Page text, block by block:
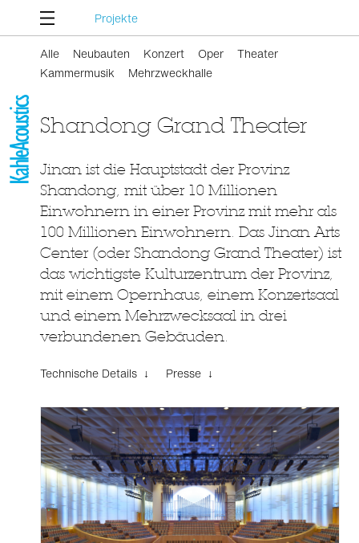
Projekte
Alle Neubauten Konzert Oper
Theater
Kammermusik
Mehrzweckhalle
Shandong Grand Theater
Jinan ist die Hauptstadt der Provinz
Shandong, mit über 10 Millionen
Einwohnern in einer Provinz mit mehr als
100 Millionen Einwohnern. Das Jinan Arts
Center (oder Shandong Grand Theater) ist
das wichtigste Kulturzentrum der Provinz,
mit einem Opernhaus, einem Konzertsaal
und einem Mehrzwecksaal in drei
verbundenen Gebäuden.
Technische Details ↓ Presse ↓